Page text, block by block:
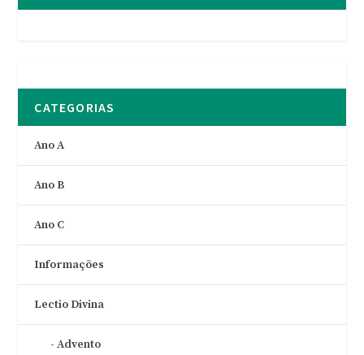
CATEGORIAS
Ano A
Ano B
Ano C
Informações
Lectio Divina
Advento